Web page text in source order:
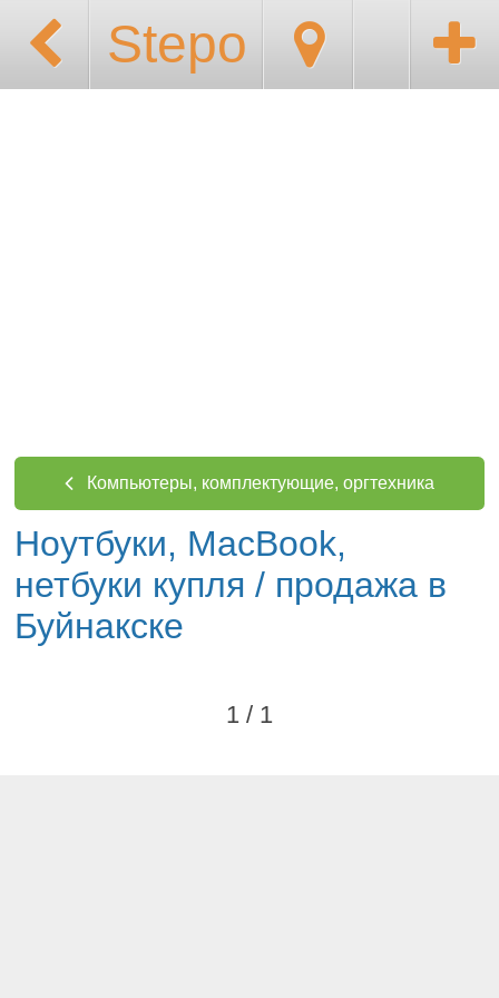
Stepo
Компьютеры, комплектующие, оргтехника
Ноутбуки, MacBook,
нетбуки купля / продажа в
Буйнакске
1 / 1